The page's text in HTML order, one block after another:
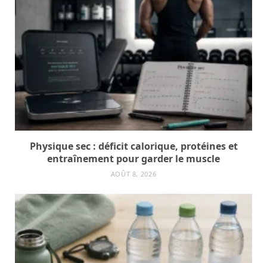
Physique sec : déficit calorique, protéines et
entraînement pour garder le muscle
AOÛT 8, 2026